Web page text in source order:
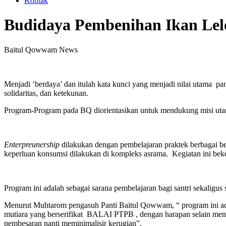
Budidaya Pembenihan Ikan
Baitul Qowwam News
Menjadi ‘berdaya’ dan itulah kata kunci yang menjadi nilai utama
solidaritas, dan ketekunan.
Program-Program pada BQ diorientasikan untuk mendukung misi
Enterpreunership dilakukan dengan pembelajaran praktek berbagai
keperluan konsumsi dilakukan di kompleks asrama. Kegiatan ini
Program ini adalah sebagai sarana pembelajaran bagi santri
Menurut Muhtarom pengasuh Panti Baitul Qowwam, “ program ini
mutiara yang berserifikat BALAI PTPB , dengan harapan selain
pembesaran nanti meminimalisir kerugian”.